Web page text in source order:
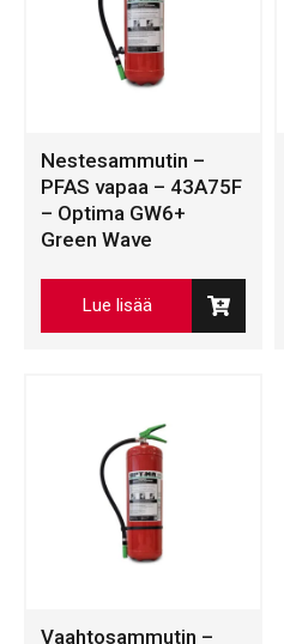
Nestesammutin –
PFAS vapaa – 43A75F
– Optima GW6+
Green Wave
Lue lisää
Vaahtosammutin –